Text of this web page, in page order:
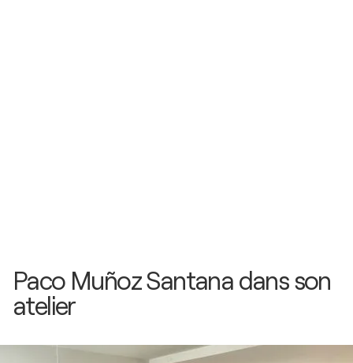
Paco Muñoz Santana dans son
atelier